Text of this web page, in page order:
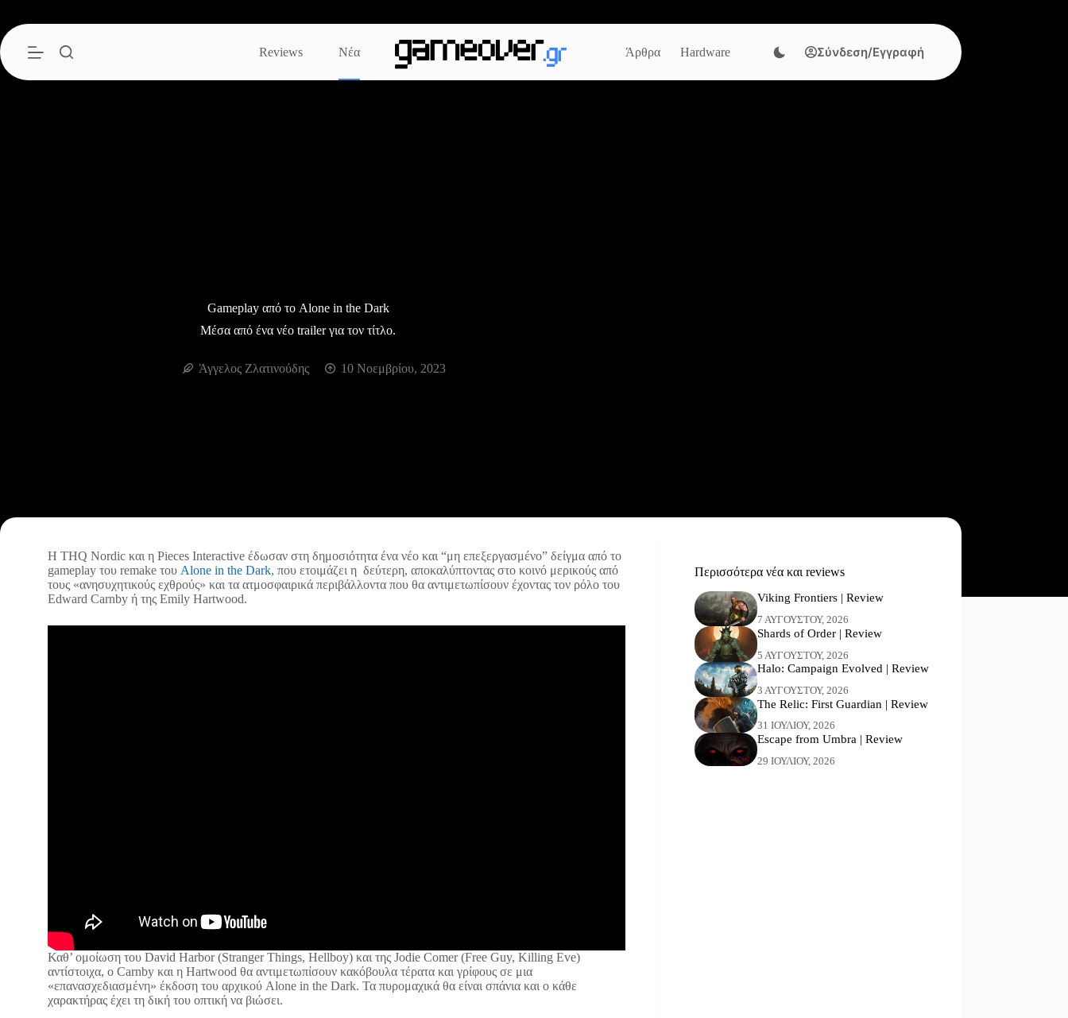
περιεχόμενο
Reviews
Νέα Άρθρα Hardware Σύνδεση/Εγγραφή
Gameplay από το Alone in the Dark
Μέσα από ένα νέο trailer για τον τίτλο.
Άγγελος Ζλατινούδης 10 Νοεμβρίου, 2023
Η THQ Nordic και η Pieces Interactive έδωσαν στη δημοσιότητα ένα νέο και “μη επεξεργασμένο” δείγμα από το
gameplay του remake του Alone in the Dark, που ετοιμάζει η δεύτερη, αποκαλύπτοντας στο κοινό μερικούς από
τους «ανησυχητικούς εχθρούς» και τα ατμοσφαιρικά περιβάλλοντα που θα αντιμετωπίσουν έχοντας τον ρόλο του
Edward Carnby ή της Emily Hartwood.
Καθ’ ομοίωση του David Harbor (Stranger Things, Hellboy) και της Jodie Comer (Free Guy, Killing Eve)
αντίστοιχα, ο Carnby και η Hartwood θα αντιμετωπίσουν κακόβουλα τέρατα και γρίφους σε μια
«επανασχεδιασμένη» έκδοση του αρχικού Alone in the Dark. Τα πυρομαχικά θα είναι σπάνια και ο κάθε
χαρακτήρας έχει τη δική του οπτική να βιώσει.
Περισσότερα νέα και reviews
Viking Frontiers | Review
7 ΑΥΓΟΎΣΤΟΥ, 2026
Shards of Order | Review
5 ΑΥΓΟΎΣΤΟΥ, 2026
Halo: Campaign Evolved | Review
3 ΑΥΓΟΎΣΤΟΥ, 2026
The Relic: First Guardian | Review
31 ΙΟΥΛΊΟΥ, 2026
Escape from Umbra | Review
29 ΙΟΥΛΊΟΥ, 2026